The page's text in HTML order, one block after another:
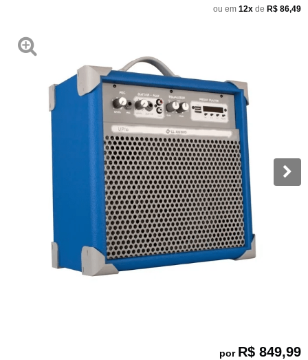
ou em 12x de R$ 86,49
por R$ 849,99